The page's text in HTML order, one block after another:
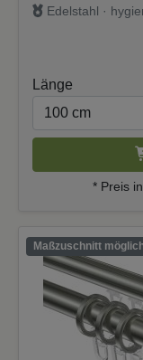
Edelstahl ·
Länge
* Preis
Maßzuschnitt